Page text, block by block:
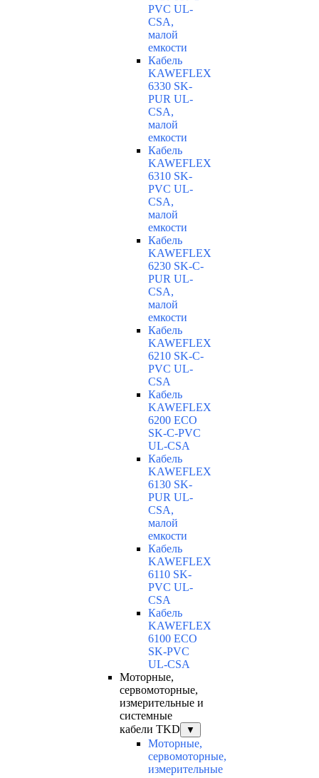
PVC UL-
CSA,
малой
емкости
Кабель
KAWEFLEX
6330 SK-
PUR UL-
CSA,
малой
емкости
Кабель
KAWEFLEX
6310 SK-
PVC UL-
CSA,
малой
емкости
Кабель
KAWEFLEX
6230 SK-C-
PUR UL-
CSA,
малой
емкости
Кабель
KAWEFLEX
6210 SK-C-
PVC UL-
CSA
Кабель
KAWEFLEX
6200 ECO
SK-C-PVC
UL-CSA
Кабель
KAWEFLEX
6130 SK-
PUR UL-
CSA,
малой
емкости
Кабель
KAWEFLEX
6110 SK-
PVC UL-
CSA
Кабель
KAWEFLEX
6100 ECO
SK-PVC
UL-CSA
Моторные,
сервомоторные,
измерительные и
системные
кабели TKD
▼
Моторные,
сервомоторные,
измерительные